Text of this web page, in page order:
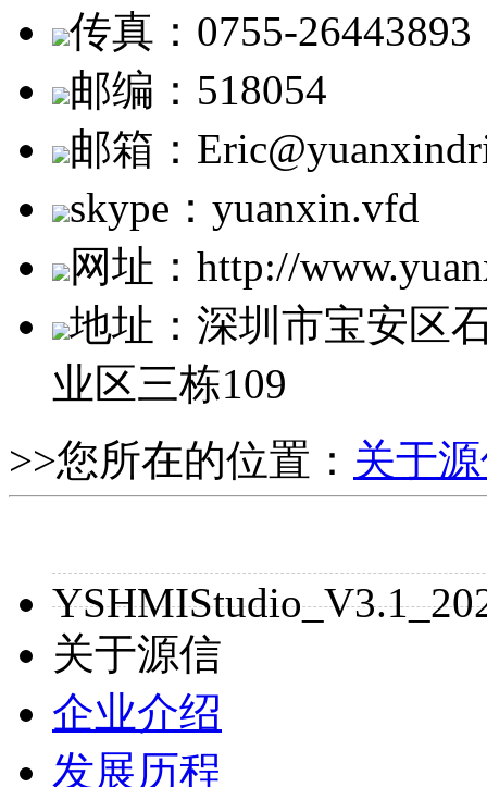
传真：0755-26443893
邮编：518054
邮箱：
skype：yuanxin.vfd
网址：http://
地址：深圳市宝安区
业区三栋109
>>您所在的位置： 关于
关于源信
企业介绍
发展历程